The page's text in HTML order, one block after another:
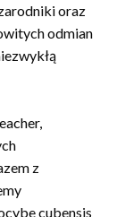
oraz
odmian
z
cubensis